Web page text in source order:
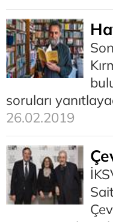
soruları
26.02.2019